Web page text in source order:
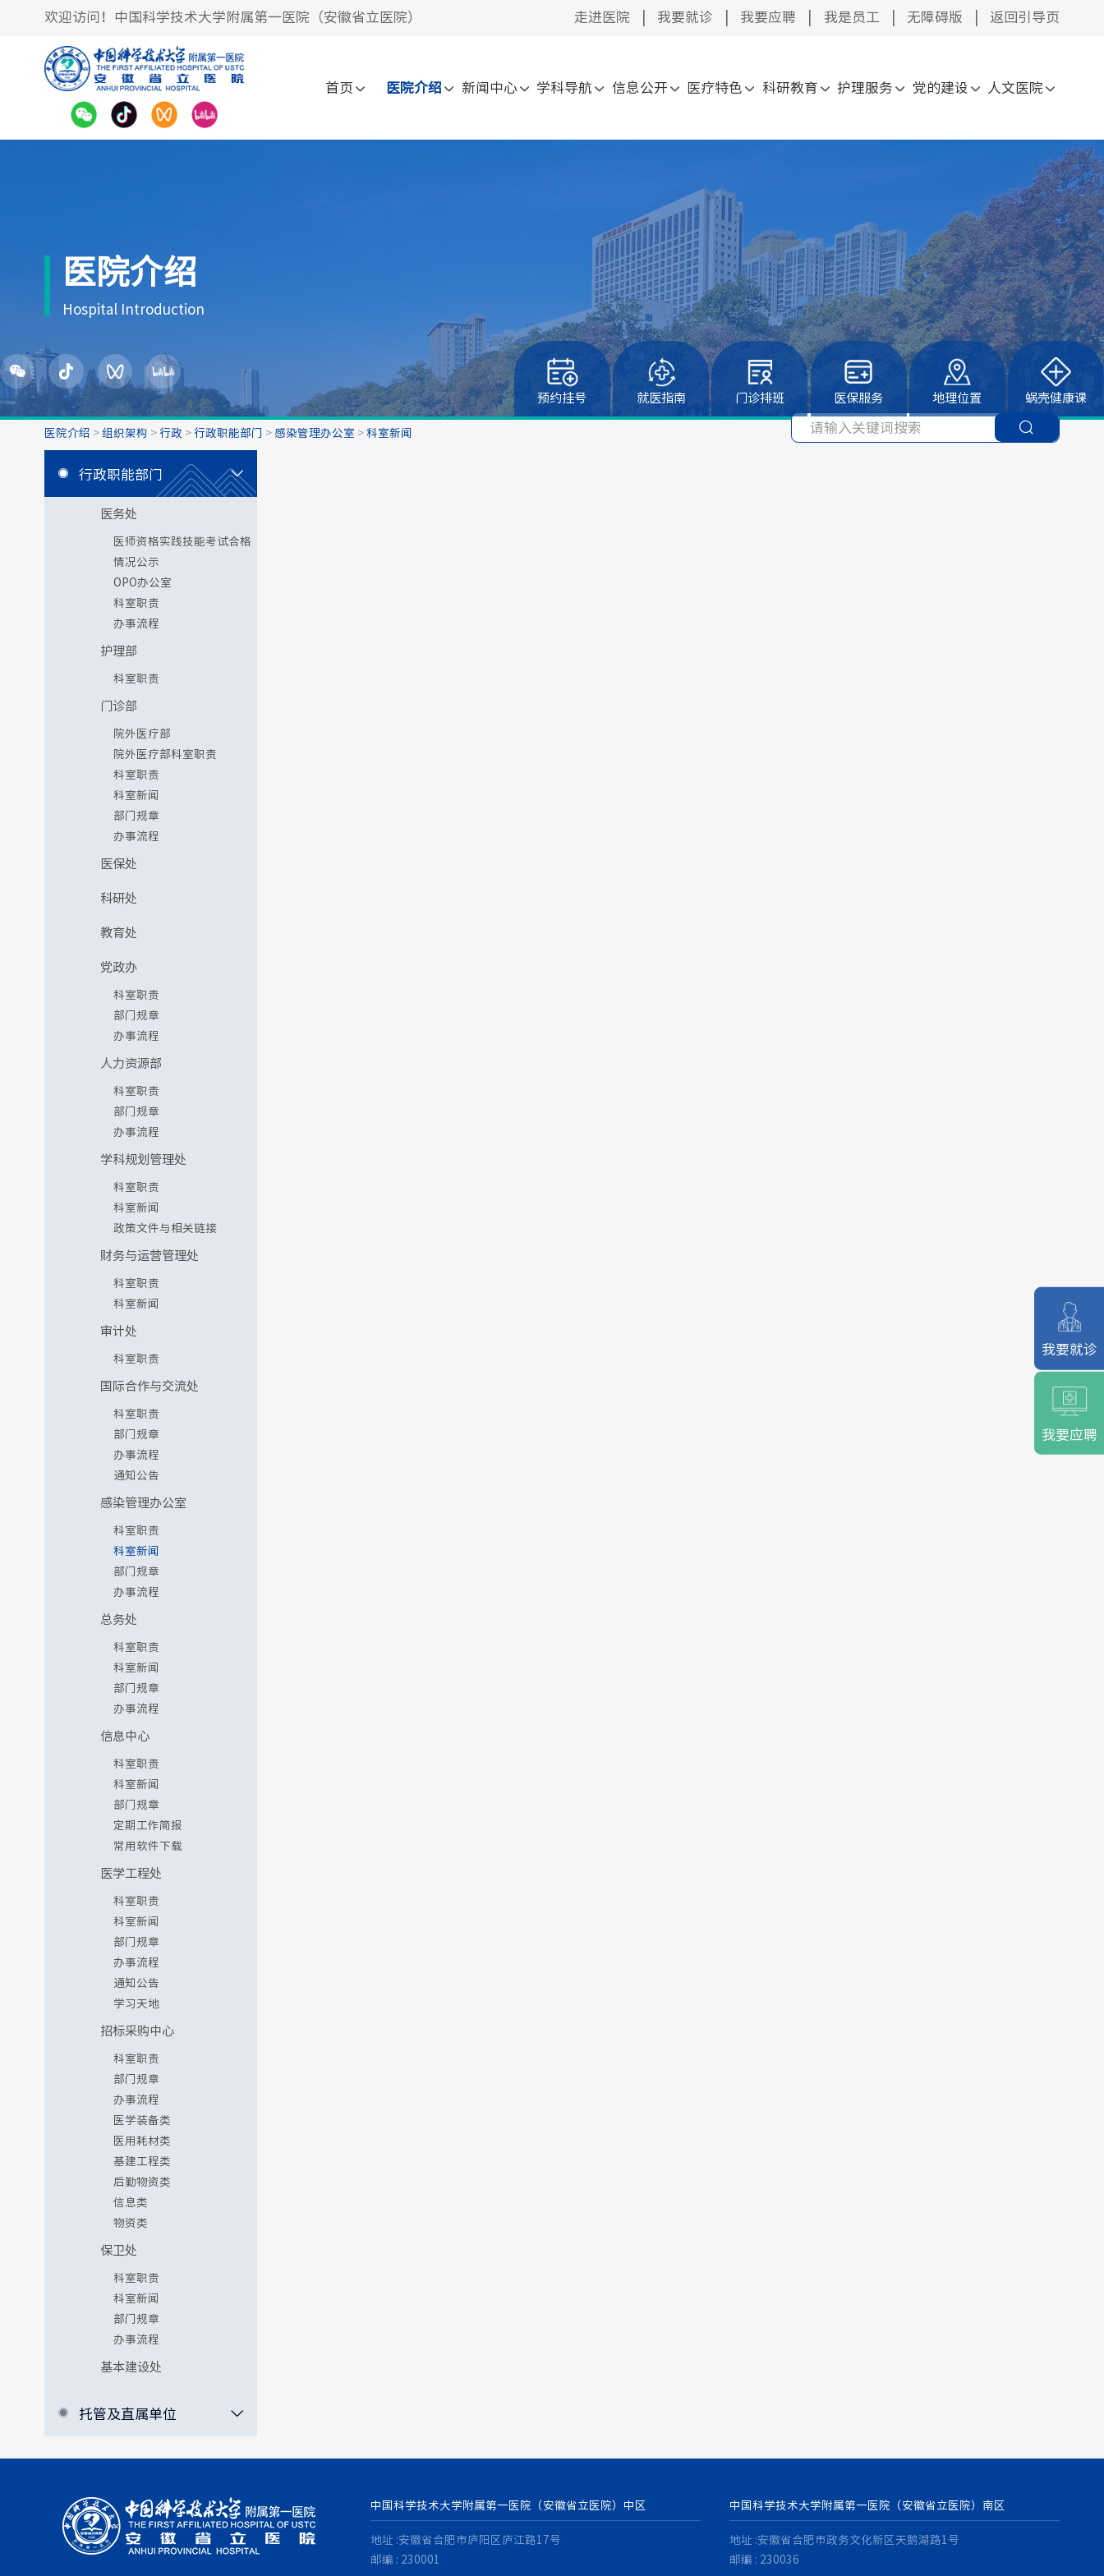
欢迎访问！中国科学技术大学附属第一医院（安徽省立医院） 走进医院 我要就诊 我要应聘 我是员工 无障碍版 返回引导页
首页 医院介绍 新闻中心 学科导航 信息公开 医疗特色 科研教育 护理服务 党的建设 人文医院
医院介绍
Hospital Introduction
预约挂号 就医指南 门诊排班 医保服务 地理位置 蜗壳健康课
医院介绍 > 组织架构 > 行政 > 行政职能部门 > 感染管理办公室 > 科室新闻
行政职能部门
医务处
医师资格实践技能考试合格
情况公示
OPO办公室
科室职责
办事流程
护理部
科室职责
门诊部
院外医疗部
院外医疗部科室职责
科室职责
科室新闻
部门规章
办事流程
医保处
科研处
教育处
党政办
科室职责
部门规章
办事流程
人力资源部
科室职责
部门规章
办事流程
学科规划管理处
科室职责
科室新闻
政策文件与相关链接
财务与运营管理处
科室职责
科室新闻
审计处
科室职责
国际合作与交流处
科室职责
部门规章
办事流程
通知公告
感染管理办公室
科室职责
科室新闻
部门规章
办事流程
总务处
科室职责
科室新闻
部门规章
办事流程
信息中心
科室职责
科室新闻
部门规章
定期工作简报
常用软件下载
医学工程处
科室职责
科室新闻
部门规章
办事流程
通知公告
学习天地
招标采购中心
科室职责
部门规章
办事流程
医学装备类
医用耗材类
基建工程类
后勤物资类
信息类
物资类
保卫处
科室职责
科室新闻
部门规章
办事流程
基本建设处
托管及直属单位
中国科学技术大学附属第一医院（安徽省立医院）中区
地址 :安徽省合肥市庐阳区庐江路17号
邮编 : 230001
中国科学技术大学附属第一医院（安徽省立医院）南区
地址 :安徽省合肥市政务文化新区天鹅湖路1号
邮编 : 230036
我要就诊
我要应聘